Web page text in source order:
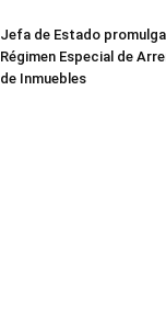
Jefa de Estado promulga
Régimen Especial de
de Inmuebles